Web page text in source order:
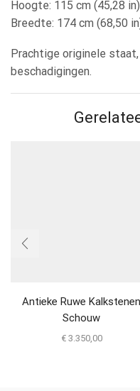
Hoogte: 115 cm (45,28 in)
Breedte: 174 cm (68,50
Prachtige originele
beschadigingen.
Antieke Ruwe Kalkstenen
Schouw
€3.350,00